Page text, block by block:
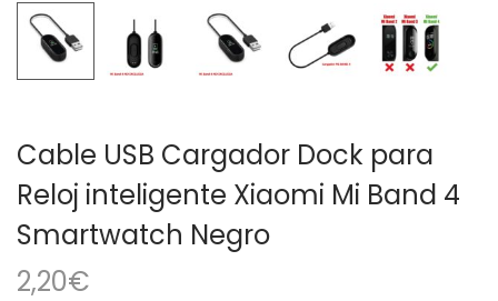
Cable USB Cargador Dock para
Reloj inteligente Xiaomi Mi Band 4
Smartwatch Negro
2,20€